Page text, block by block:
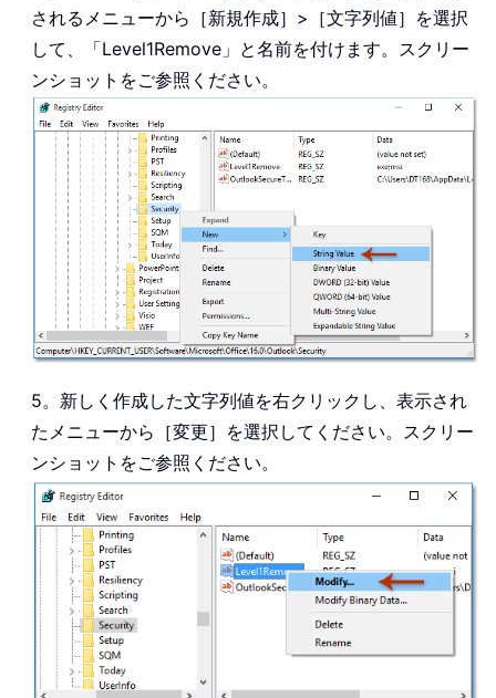
されるメニューから［新規作成］>［文字列値］を選択
して、「Level1Remove」と名前を付けます。スクリー
ンショットをご参照ください。
5。新しく作成した文字列値を右クリックし、表示され
たメニューから［変更］を選択してください。スクリー
ンショットをご参照ください。